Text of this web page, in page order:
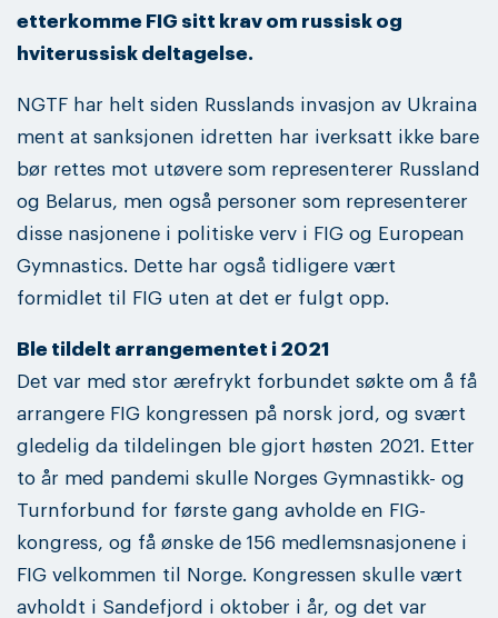
etterkomme FIG sitt krav om russisk og
hviterussisk deltagelse.
NGTF har helt siden Russlands invasjon av Ukraina
ment at sanksjonen idretten har iverksatt ikke bare
bør rettes mot utøvere som representerer Russland
og Belarus, men også personer som representerer
disse nasjonene i politiske verv i FIG og European
Gymnastics. Dette har også tidligere vært
formidlet til FIG uten at det er fulgt opp.
Ble tildelt arrangementet i 2021
Det var med stor ærefrykt forbundet søkte om å få
arrangere FIG kongressen på norsk jord, og svært
gledelig da tildelingen ble gjort høsten 2021. Etter
to år med pandemi skulle Norges Gymnastikk- og
Turnforbund for første gang avholde en FIG-
kongress, og få ønske de 156 medlemsnasjonene i
FIG velkommen til Norge. Kongressen skulle vært
avholdt i Sandefjord i oktober i år, og det var